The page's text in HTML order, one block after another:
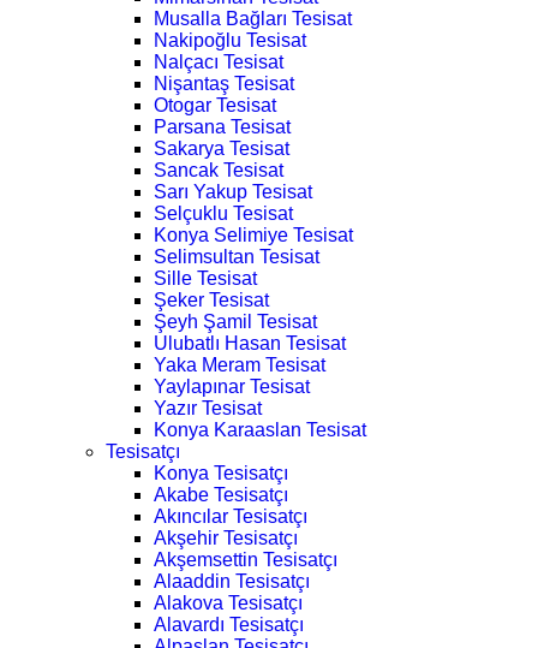
Musalla Bağları Tesisat
Nakipoğlu Tesisat
Nalçacı Tesisat
Nişantaş Tesisat
Otogar Tesisat
Parsana Tesisat
Sakarya Tesisat
Sancak Tesisat
Sarı Yakup Tesisat
Selçuklu Tesisat
Konya Selimiye Tesisat
Selimsultan Tesisat
Sille Tesisat
Şeker Tesisat
Şeyh Şamil Tesisat
Ulubatlı Hasan Tesisat
Yaka Meram Tesisat
Yaylapınar Tesisat
Yazır Tesisat
Konya Karaaslan Tesisat
Tesisatçı
Konya Tesisatçı
Akabe Tesisatçı
Akıncılar Tesisatçı
Akşehir Tesisatçı
Akşemsettin Tesisatçı
Alaaddin Tesisatçı
Alakova Tesisatçı
Alavardı Tesisatçı